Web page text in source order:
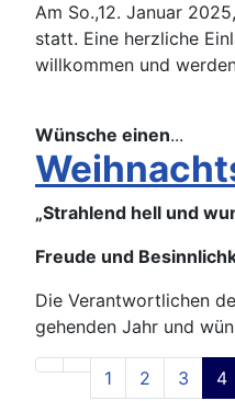
Am So.,12. Januar
statt. Eine herzliche
willkommen und
Wünsche einen...
„Strahlend hell und
Freude und
Die Verantwortlichen
gehenden Jahr und
1 2 3 4